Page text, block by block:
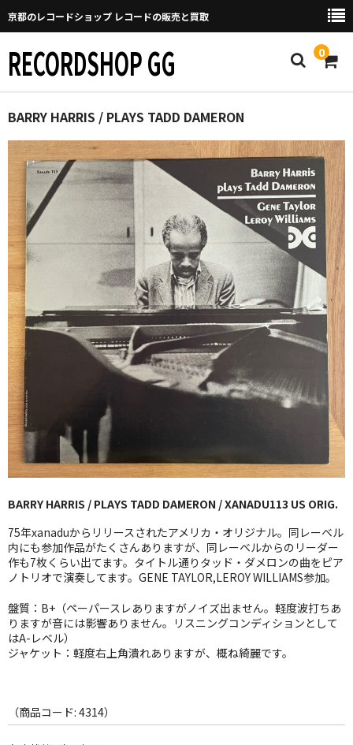
京都のレコードショップ レコードの販売と買取
RECORDSHOP GG 0
Home
マイページ
GGについて
買取について
取り置きなどについて
Categories
New Arrivals
GG RECORD （当店のレーベル）
JAZZ-US
BLUE NOTE
JAZZ-EU
JAZZ-JP
JAZZ-VOCAL
J-POP
ROCK
WORLD
BARRY HARRIS / PLAYS TADD DAMERON
BARRY HARRIS / PLAYS TADD DAMERON / XANADU113 US ORIG.
75年xanaduからリリースされたアメリカ・オリジナル。同レーベル
内にも参加作品がたくさんありますが、同レーベルからのリーダー
作も7枚くらい出てます。タイトル通りタッド・ダメロンの曲をピア
ノトリオで演奏してます。GENE TAYLOR,LEROY WILLIAMS参加。
盤質：B+（ペーパースレありますがノイズ出ません。軽度波打ちあ
りますが音には影響ありません。リスニングコンディションとして
はA-レベル）
ジャケット：軽度右上角潰れありますが、概ね綺麗です。
（商品コード: 4314）